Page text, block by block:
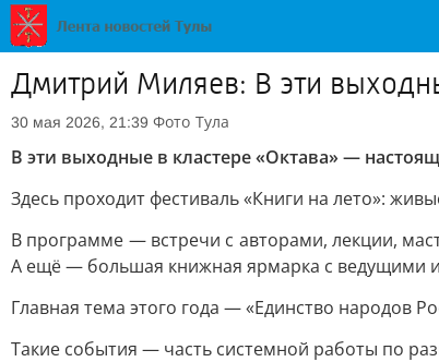
Дмитрий Миляев: В эти
30 мая 2026, 21:39 Фото Тула
В эти выходные в кластере «Октава» —
Здесь проходит фестиваль «Книги на лето»:
В программе — встречи с авторами, лекции,
А ещё — большая книжная ярмарка с ведущими
Главная тема этого года — «Единство народов
Такие события — часть системной работы по